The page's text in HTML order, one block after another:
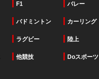
F1 バレー
バドミントン カーリング
ラグビー 陸上
他競技 Doスポーツ